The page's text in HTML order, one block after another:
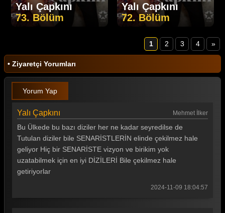
Yalı Çapkını
73. Bölüm
Yalı Çapkını
72. Bölüm
1 2 3 4 »
• Ziyaretçi Yorumları
Yorum Yap
Yalı Çapkını Mehmet İlker
Bu Ülkede bu bazı diziler her ne kadar seyredilse de
Tutulan diziler bile SENARİSTLERİN elinde çekilmez hale
geliyor Hiç bir SENARİSTE vizyon ve birikim yok
uzatabilmek için en iyi DİZİLERİ Bile çekilmez hale
getiriyorlar
2024-11-09 18:04:57